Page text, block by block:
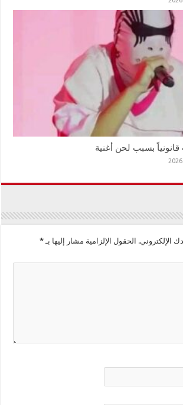
بسبب لحن أغنية
الإلكتروني. الحقول الإلزامية مشار إليها بـ*